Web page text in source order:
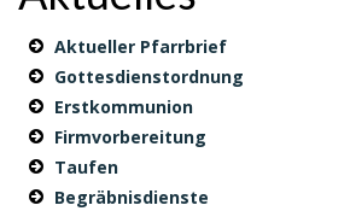
Aktueller Pfarrbrief
Gottesdienstordnung
Erstkommunion
Firmvorbereitung
Taufen
Begräbnisdienste